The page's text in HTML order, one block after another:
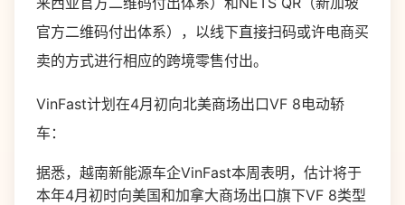
官方二维码付出体系），以线下直接扫码或许电商买
卖的方式进行相应的跨境零售付出。
VinFast计划在4月初向北美商场出口VF 8电动轿
车：
据悉，越南新能源车企VinFast本周表明，估计将于
本年4月初时向美国和加拿大商场出口旗下VF 8类型